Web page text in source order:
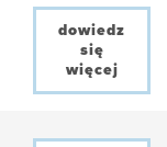
dowiedz
się
więcej